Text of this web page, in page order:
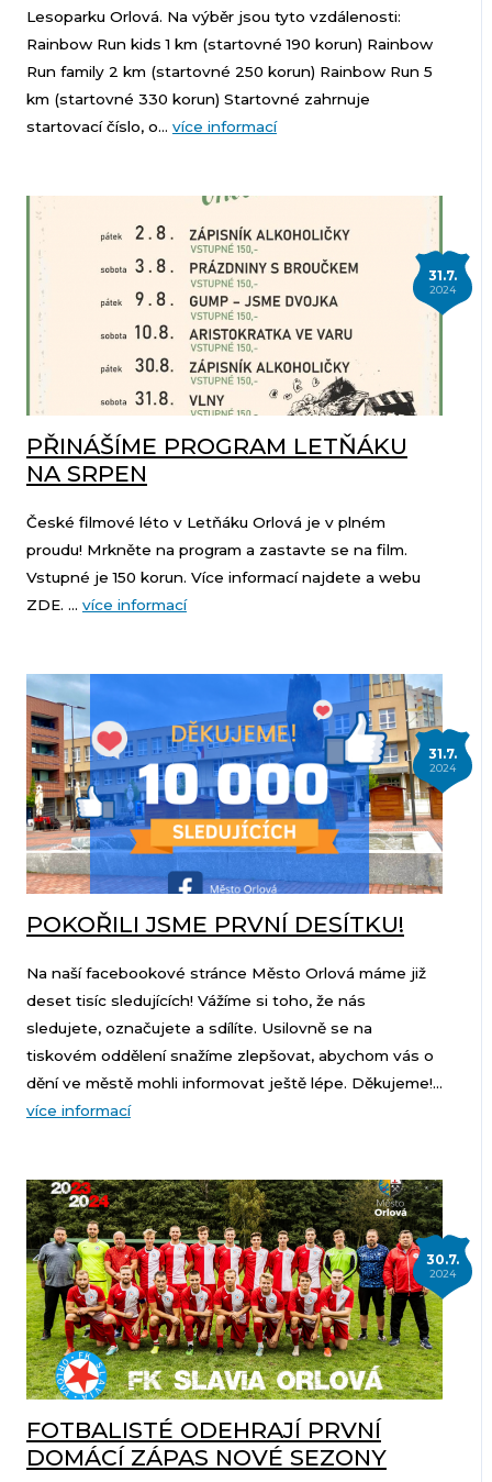
Lesoparku Orlová. Na výběr jsou tyto vzdálenosti:
Rainbow Run kids 1 km (startovné 190 korun) Rainbow
Run family 2 km (startovné 250 korun) Rainbow Run 5
km (startovné 330 korun) Startovné zahrnuje
startovací číslo, o... více informací
31.7.
2024
PŘINÁŠÍME PROGRAM LETŇÁKU
NA SRPEN
České filmové léto v Letňáku Orlová je v plném
proudu! Mrkněte na program a zastavte se na film.
Vstupné je 150 korun. Více informací najdete a webu
ZDE. ... více informací
31.7.
2024
POKOŘILI JSME PRVNÍ DESÍTKU!
Na naší facebookové stránce Město Orlová máme již
deset tisíc sledujících! Vážíme si toho, že nás
sledujete, označujete a sdílíte. Usilovně se na
tiskovém oddělení snažíme zlepšovat, abychom vás o
dění ve městě mohli informovat ještě lépe. Děkujeme!...
více informací
30.7.
2024
FOTBALISTÉ ODEHRAJÍ PRVNÍ
DOMÁCÍ ZÁPAS NOVÉ SEZONY